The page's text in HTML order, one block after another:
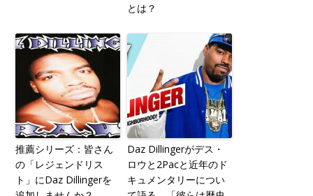
とは？
推薦シリーズ：皆さん
の「レジェンドリス
ト」にDaz Dillingerを
Daz Dillingerがデス・
ロウと2Pacと近年のド
キュメンタリーについ